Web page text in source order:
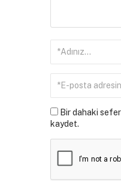
Bir dahaki
kaydet.